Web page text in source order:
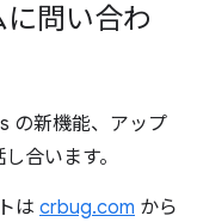
問い合わ
の新機能、アップ
合います。
は crbug.com から